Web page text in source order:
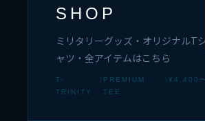
SHOP
ミリタリーグッズ・オリジナルT
ャツ・全アイテムはこちら
T-
TRINITY
| PREMIUM
TEE
| ¥4,400〜